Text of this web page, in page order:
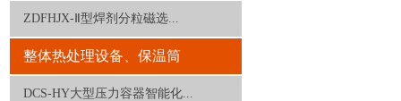
ZDFHJX-Ⅱ型焊剂分粒磁选...
整体热处理设备、保温筒
DCS-HY大型压力容器智能化...